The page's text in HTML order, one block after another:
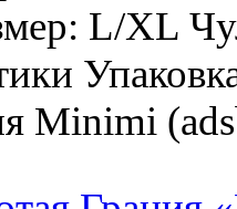
L/XL
Minimi